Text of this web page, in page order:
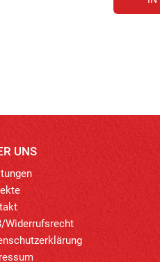
UNS
Widerrufsrecht